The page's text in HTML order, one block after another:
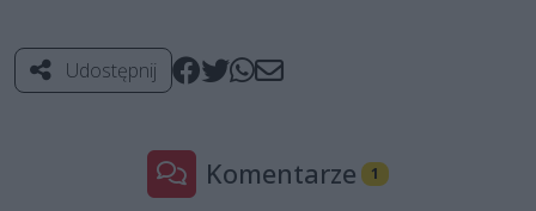
Udostępnij
Komentarze 1